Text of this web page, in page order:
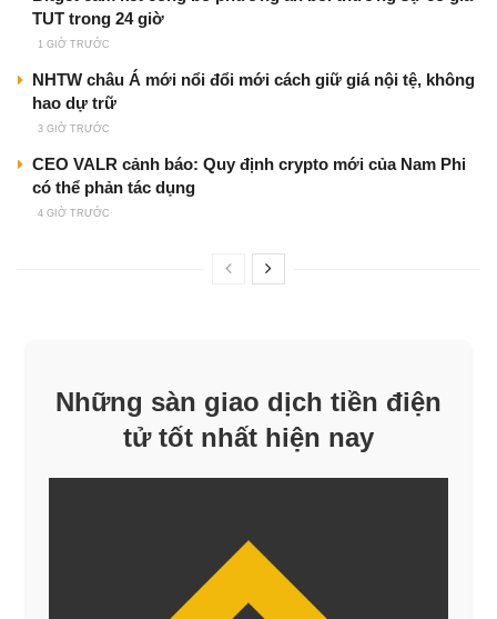
TUT trong 24 giờ
1 GIỜ TRƯỚC
NHTW châu Á mới nổi đổi mới cách giữ giá nội tệ, không
hao dự trữ
3 GIỜ TRƯỚC
CEO VALR cảnh báo: Quy định crypto mới của Nam Phi
có thể phản tác dụng
4 GIỜ TRƯỚC
Những sàn giao dịch tiền điện
tử tốt nhất hiện nay